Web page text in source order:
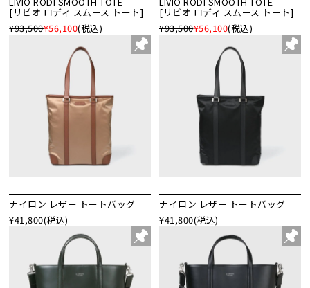
[リビオ ロディ スムース トート]
¥93,500¥56,100(税込)
[リビオ ロディ スムース トート]
¥93,500¥56,100(税込)
ナイロン レザー トートバッグ
¥41,800(税込)
ナイロン レザー トートバッグ
¥41,800(税込)